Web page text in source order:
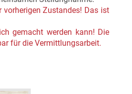
vorherigen Zustandes! Das ist
gemacht werden kann! Die
für die Vermittlungsarbeit.